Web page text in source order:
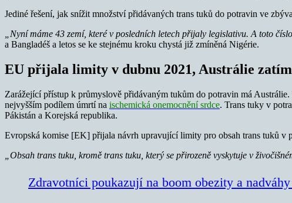
Jediné řešení, jak snížit množství přidávaných trans tuků do potravin ve
„Nyní máme 43 zemí, které v posledních letech přijaly legislativu. A toto
a Bangladéš a letos se ke stejnému kroku chystá již zmíněná Nigérie.
EU přijala limity v dubnu 2021, Austrálie
Zarážející přístup k průmyslově přidávaným tukům do potravin má
nejvyšším podílem úmrtí na ischemická onemocnění srdce. Trans tuky v
Pákistán a Korejská republika.
Evropská komise [EK] přijala návrh upravující limity pro obsah trans tuků v
„Obsah trans tuku, kromě trans tuku, který se přirozeně vyskytuje v
Zdravotníci poukazují na boom obezity a